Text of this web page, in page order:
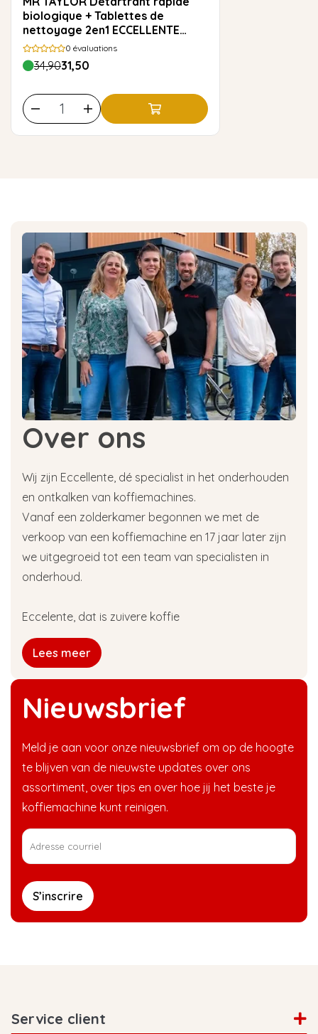
biologique + Tablettes de
nettoyage 2en1 ECCELLENTE
pour Jura
0 évaluations
34,9031,50
Nieuwsbrief
Meld je aan voor onze nieuwsbrief om op de hoogte
te blijven van de nieuwste updates over ons
assortiment, over tips en over hoe jij het beste je
koffiemachine kunt reinigen.
S’inscrire
Over ons
Wij zijn Eccellente, dé specialist in het onderhouden
en ontkalken van koffiemachines.
Vanaf een zolderkamer begonnen we met de
verkoop van een koffiemachine en 17 jaar later zijn
we uitgegroeid tot een team van specialisten in
onderhoud.
Eccelente, dat is zuivere koffie
Lees meer
Service client